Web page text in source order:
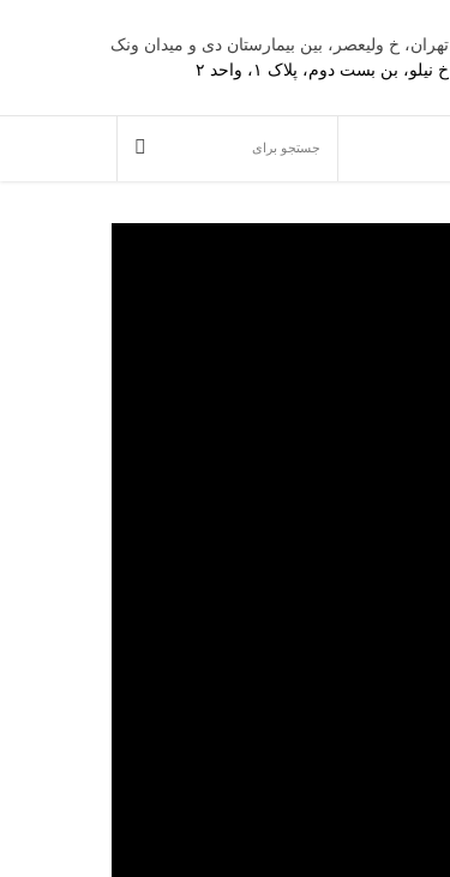
تهران، خ ولیعصر، بین بیمارستان دی و میدان ونک
خ نیلو، بن بست دوم، پلاک ۱، واحد ۲